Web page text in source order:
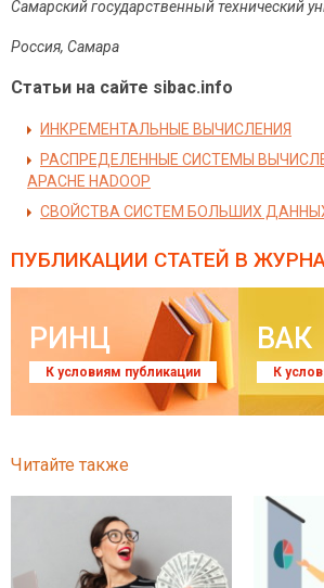
Самарский государственный технический
Россия, Самара
Статьи на сайте sibac.info
ИНКРЕМЕНТАЛЬНЫЕ ВЫЧИСЛЕНИЯ
РАСПРЕДЕЛЕННЫЕ СИСТЕМЫ
APACHE HADOOP
СВОЙСТВА СИСТЕМ БОЛЬШИХ
ПУБЛИКАЦИИ СТАТЕЙ В
РИНЦ
К условиям публикации
ВАК
К
Читайте также